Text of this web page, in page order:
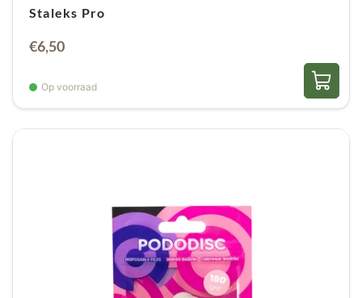
Staleks Pro
€6,50
Op voorraad